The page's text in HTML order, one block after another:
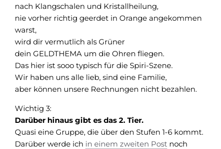
nach Klangschalen und Kristallheilung,
nie vorher richtig geerdet in Orange angekommen
warst,
wird dir vermutlich als Grüner
dein GELDTHEMA um die Ohren fliegen.
Das hier ist sooo typisch für die Spiri-Szene.
Wir haben uns alle lieb, sind eine Familie,
aber können unsere Rechnungen nicht bezahlen.
Wichtig 3:
Darüber hinaus gibt es das 2. Tier.
Quasi eine Gruppe, die über den Stufen 1-6 kommt.
Darüber werde ich in einem zweiten Post noch